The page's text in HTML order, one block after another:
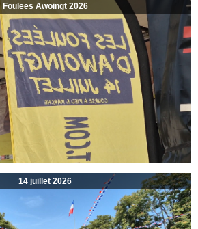
Foulees Awoingt 2026
14 juillet 2026